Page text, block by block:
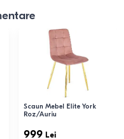
Scaun Mebel Elite York
Roz/Auriu
999 Lei